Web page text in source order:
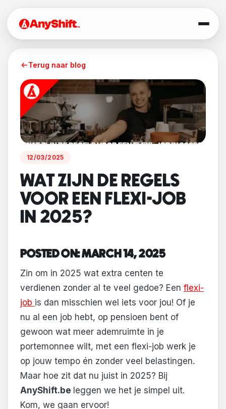
Terug naar blog
12/03/2025
WAT ZIJN DE REGELS
VOOR EEN FLEXI-JOB
IN 2025?
POSTED ON: MARCH 14, 2025
Zin om in 2025 wat extra centen te
verdienen zonder al te veel gedoe? Een flexi-
job is dan misschien wel iets voor jou! Of je
nu al een job hebt, op pensioen bent of
gewoon wat meer ademruimte in je
portemonnee wilt, met een flexi-job werk je
op jouw tempo én zonder veel belastingen.
Maar hoe zit dat nu juist in 2025? Bij
AnyShift.be leggen we het je simpel uit.
Kom, we gaan ervoor!